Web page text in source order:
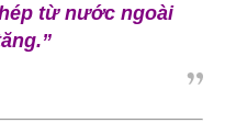
từ nước ngoài